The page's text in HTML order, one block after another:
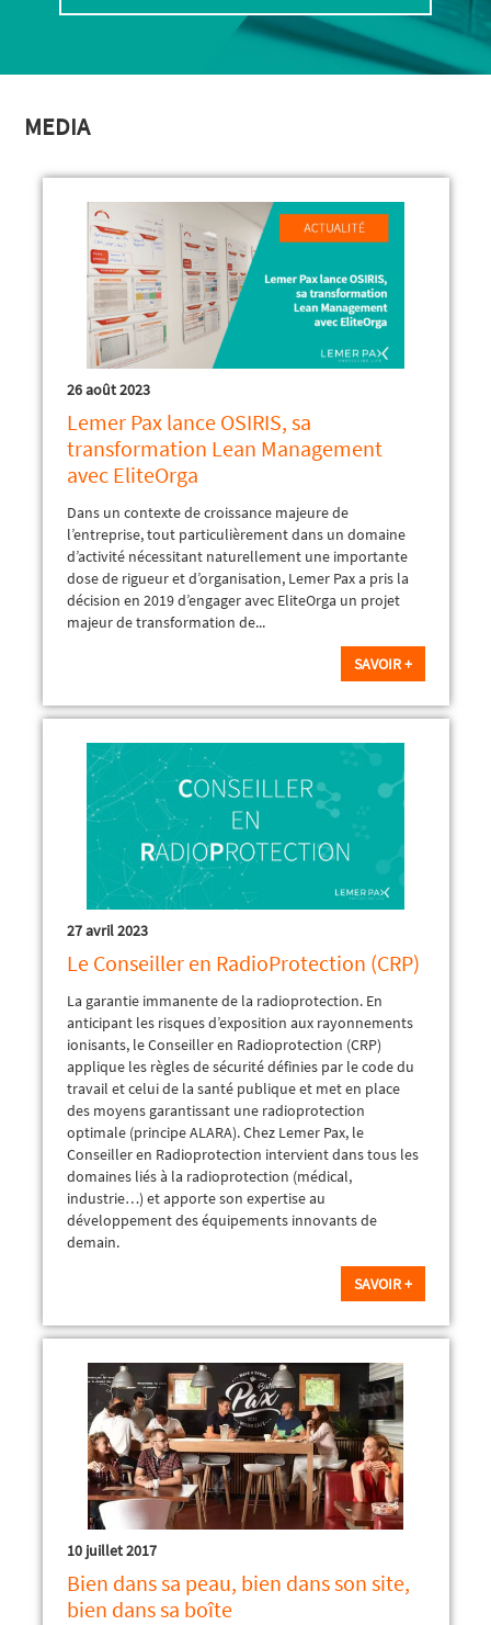
MEDIA
26 août 2023
Lemer Pax lance OSIRIS, sa
transformation Lean Management
avec EliteOrga
Dans un contexte de croissance majeure de
l’entreprise, tout particulièrement dans un domaine
d’activité nécessitant naturellement une importante
dose de rigueur et d’organisation, Lemer Pax a pris la
décision en 2019 d’engager avec EliteOrga un projet
majeur de transformation de...
SAVOIR +
27 avril 2023
Le Conseiller en RadioProtection (CRP)
La garantie immanente de la radioprotection. En
anticipant les risques d’exposition aux rayonnements
ionisants, le Conseiller en Radioprotection (CRP)
applique les règles de sécurité définies par le code du
travail et celui de la santé publique et met en place
des moyens garantissant une radioprotection
optimale (principe ALARA). Chez Lemer Pax, le
Conseiller en Radioprotection intervient dans tous les
domaines liés à la radioprotection (médical,
industrie…) et apporte son expertise au
développement des équipements innovants de
demain.
SAVOIR +
10 juillet 2017
Bien dans sa peau, bien dans son site,
bien dans sa boîte